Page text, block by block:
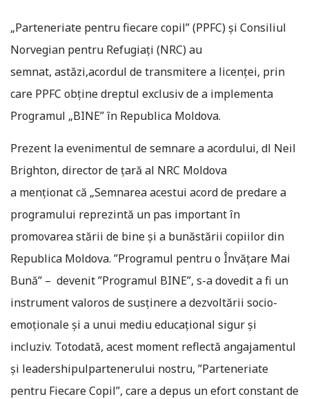
„Parteneriate pentru fiecare copil” (PPFC) și Consiliul
Norvegian pentru Refugiați (NRC) au
semnat, astăzi,acordul de transmitere a licenței, prin
care PPFC obține dreptul exclusiv de a implementa
Programul „BINE” în Republica Moldova.
Prezent la evenimentul de semnare a acordului, dl Neil
Brighton, director de țară al NRC Moldova
a menționat că „Semnarea acestui acord de predare a
programului reprezintă un pas important în
promovarea stării de bine și a bunăstării copiilor din
Republica Moldova. ”Programul pentru o Învățare Mai
Bună” – devenit ”Programul BINE”, s-a dovedit a fi un
instrument valoros de susținere a dezvoltării socio-
emoționale și a unui mediu educațional sigur și
incluziv. Totodată, acest moment reflectă angajamentul
și leadershipulpartenerului nostru, ”Parteneriate
pentru Fiecare Copil”, care a depus un efort constant de